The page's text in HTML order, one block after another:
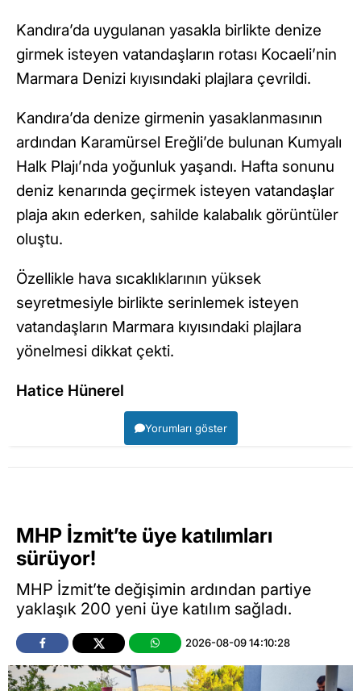
Kandıra’da uygulanan yasakla birlikte denize
girmek isteyen vatandaşların rotası Kocaeli’nin
Marmara Denizi kıyısındaki plajlara çevrildi.
Kandıra’da denize girmenin yasaklanmasının
ardından Karamürsel Ereğli’de bulunan Kumyalı
Halk Plajı’nda yoğunluk yaşandı. Hafta sonunu
deniz kenarında geçirmek isteyen vatandaşlar
plaja akın ederken, sahilde kalabalık görüntüler
oluştu.
Özellikle hava sıcaklıklarının yüksek
seyretmesiyle birlikte serinlemek isteyen
vatandaşların Marmara kıyısındaki plajlara
yönelmesi dikkat çekti.
Hatice Hünerel
Yorumları göster
MHP İzmit’te üye katılımları
sürüyor!
MHP İzmit’te değişimin ardından partiye
yaklaşık 200 yeni üye katılım sağladı.
2026-08-09 14:10:28